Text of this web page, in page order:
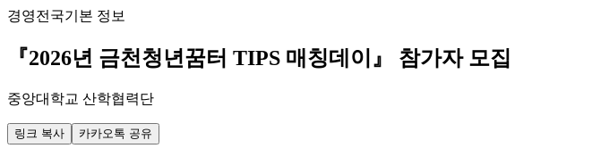
경영전국기본 정보
『2026년 금천청년꿈터 TIPS 매칭데이』 참가자 모집
중앙대학교 산학협력단
링크 복사 카카오톡 공유